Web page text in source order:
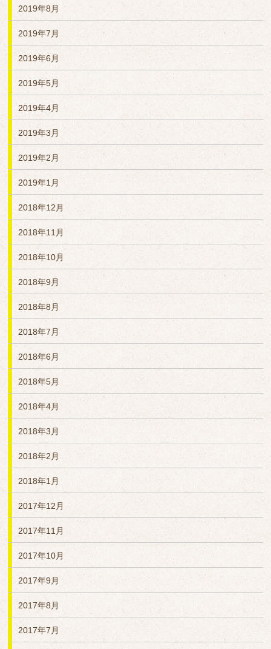
2019年8月
2019年7月
2019年6月
2019年5月
2019年4月
2019年3月
2019年2月
2019年1月
2018年12月
2018年11月
2018年10月
2018年9月
2018年8月
2018年7月
2018年6月
2018年5月
2018年4月
2018年3月
2018年2月
2018年1月
2017年12月
2017年11月
2017年10月
2017年9月
2017年8月
2017年7月